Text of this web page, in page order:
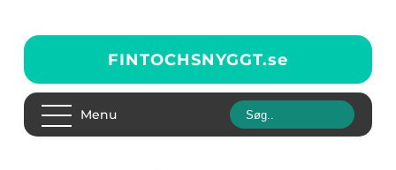
FINTOCHSNYGGT.se
Menu